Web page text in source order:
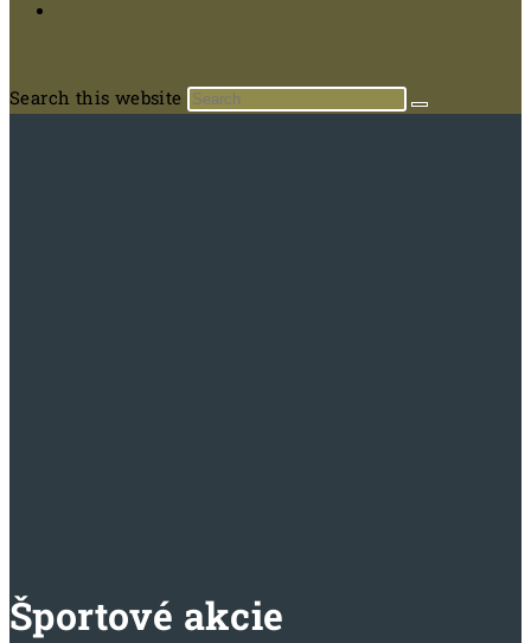
Search this website
Športové akcie